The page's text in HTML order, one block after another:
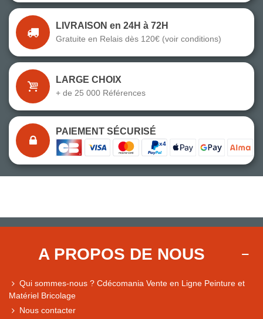
LIVRAISON en 24H à 72H
Gratuite en Relais dès 120€ (voir conditions)
LARGE CHOIX
+ de 25 000 Références
PAIEMENT SÉCURISÉ
A PROPOS DE NOUS
Qui sommes-nous ? Cdécomania Vente en Ligne Peinture et
Matériel Bricolage
Nous contacter